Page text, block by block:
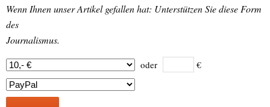
Wenn Ihnen unser Artikel gefallen hat: Unterstützen Sie diese Form
des
Journalismus.
oder €